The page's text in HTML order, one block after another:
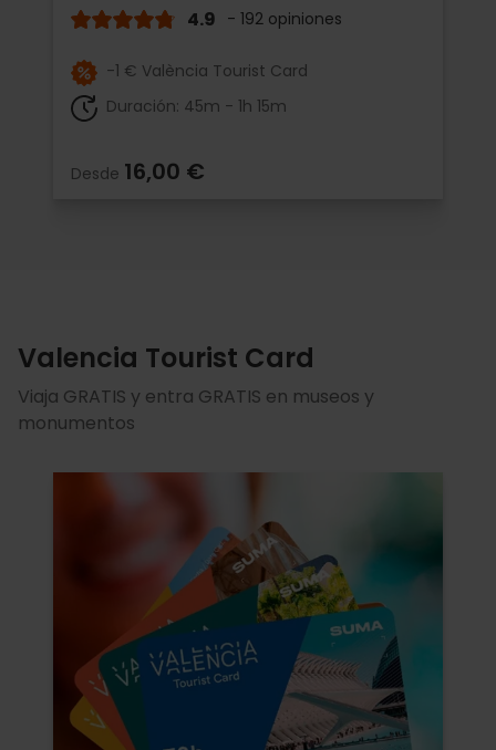
4.9 - 192 opiniones
-1 € València Tourist Card
Duración: 45m - 1h 15m
Desde 16,00 €
Valencia Tourist Card
Viaja GRATIS y entra GRATIS en museos y
monumentos